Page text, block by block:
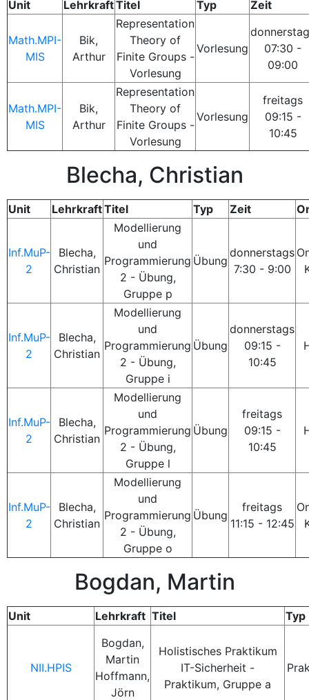
Unit LehrkraftTitel Typ Zeit
Math.MPI-
MIS
Bik,
Arthur
Representation
Theory of
Finite Groups -
Vorlesung
Vorlesung
07:30 -
09:00
Math.MPI-
MIS
Bik,
Arthur
Representation
Theory of
Finite Groups -
Vorlesung
Vorlesung
freitags
09:15 -
10:45
Blecha, Christian
Unit LehrkraftTitel Typ Zeit
Inf.MuP-
2
Blecha,
Christian
Modellierung
und
Programmierung
2 - Übung,
Gruppe p
Übung
donnerstags
7:30 - 9:00
Inf.MuP-
2
Blecha,
Christian
Modellierung
und
Programmierung
2 - Übung,
Gruppe i
Übung
donnerstags
09:15 -
10:45
Inf.MuP-
2
Blecha,
Christian
Modellierung
und
Programmierung
2 - Übung,
Gruppe l
Übung
freitags
09:15 -
10:45
Inf.MuP-
2
Blecha,
Christian
Modellierung
und
Programmierung
2 - Übung,
Gruppe o
Übung
freitags
11:15 - 12:45
Bogdan, Martin
Unit Lehrkraft Titel Typ
NII.HPIS
Bogdan,
Martin
Hoffmann,
Jörn
Holistisches Praktikum
IT-Sicherheit -
Praktikum, Gruppe a